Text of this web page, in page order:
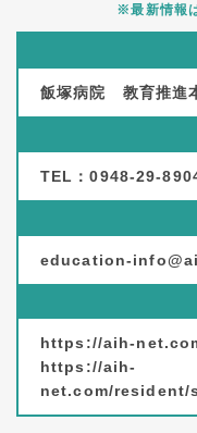
※最新情報
飯塚病院 教育推進
TEL：0948-29-8904
education-
https://aih-
https://aih-
net.com/